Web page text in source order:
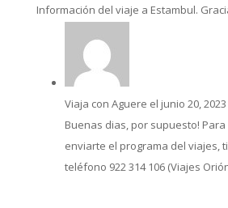
Información del viaje a Estambul.
Viaja con Aguere el junio 20,
Buenas dias, por supuesto!
enviarte el programa del viajes,
teléfono 922 314 106 (Viajes